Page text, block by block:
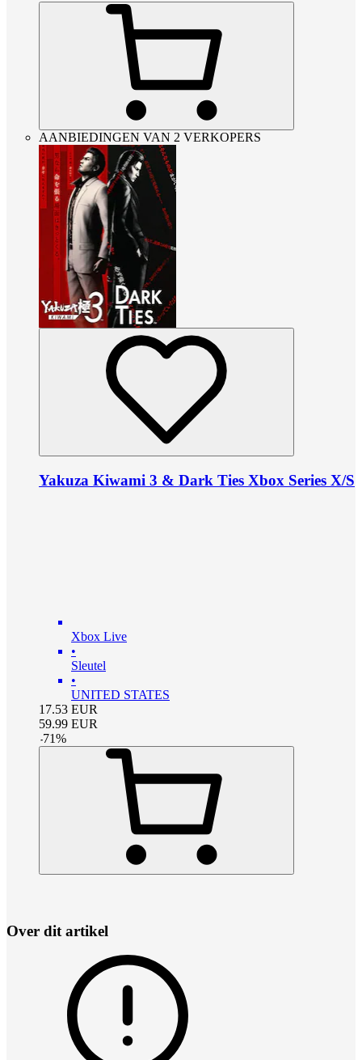
AANBIEDINGEN VAN 2 VERKOPERS
Yakuza Kiwami 3 & Dark Ties Xbox Series X/S
Xbox Live
•
Sleutel
•
UNITED STATES
17.53 EUR
59.99 EUR
-71%
Over dit artikel